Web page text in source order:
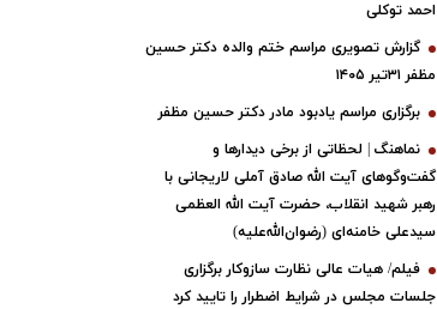
احمد توکلی
گزارش تصویری مراسم ختم والده دکتر حسین
مظفر ۳۱تیر ۱۴۰۵
برگزاری مراسم یادبود مادر دکتر حسین مظفر
نماهنگ | لحظاتی از برخی دیدارها و
گفت‌وگوهای آیت ‌الله صادق آملی لاریجانی با
رهبر شهید انقلاب، حضرت آیت‌ الله العظمی
سیدعلی خامنه‌ای (رضوان‌الله‌علیه)
فیلم/ هیات عالی نظارت سازوکار برگزاری
جلسات مجلس در شرایط اضطرار را تایید کرد